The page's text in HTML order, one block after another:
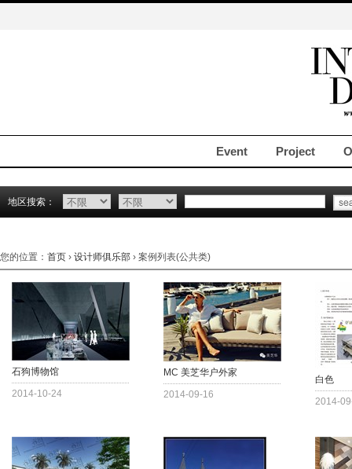
Event Project
地区搜索：
您的位置： 首页 › 设计师俱乐部 › 案例列表(公共类)
石狗博物馆
2014-10-24
MC 美芝华户外家
2014-09-16
白色
2014-